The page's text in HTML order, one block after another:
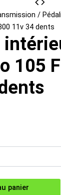
/
11v 34 dents
105
panier